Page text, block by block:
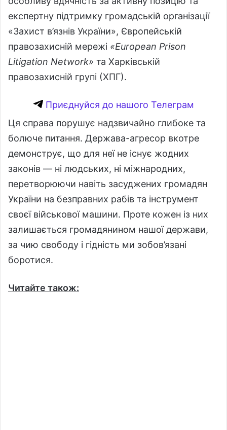
експертну підтримку громадській організації
«Захист в’язнів України», Європейській
правозахисній мережі «European Prison
Litigation Network» та Харківській
правозахисній групі (ХПГ).
Приєднуйся до нашого Телеграм
Ця справа порушує надзвичайно глибоке та
болюче питання. Держава-агресор вкотре
демонструє, що для неї не існує жодних
законів — ні людських, ні міжнародних,
перетворюючи навіть засуджених громадян
України на безправних рабів та інструмент
своєї військової машини. Проте кожен із них
залишається громадянином нашої держави,
за чию свободу і гідність ми зобов’язані
боротися.
Читайте також: